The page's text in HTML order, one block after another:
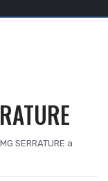
SERRATURE a